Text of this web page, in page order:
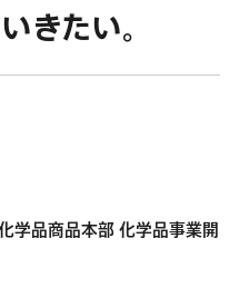
きたい。
学品商品本部 化学品事業開